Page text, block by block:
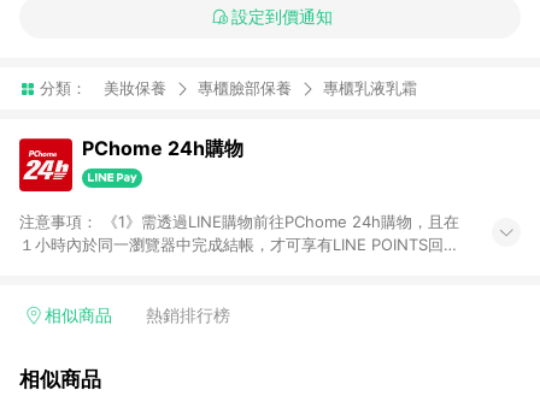
設定到價通知
分類： 美妝保養 專櫃臉部保養 專櫃乳液乳霜
PChome 24h購物
注意事項： 《1》需透過LINE購物前往PChome 24h購物，且在
１小時內於同一瀏覽器中完成結帳，才可享有LINE POINTS回饋
在點數回饋範圍內。 《3》如取消訂單、退貨、購物中登出
品、票券、訂閱方案、PChome儲值商品、企業專區/企業採購、
相似商品 熱銷排行榜
相似商品